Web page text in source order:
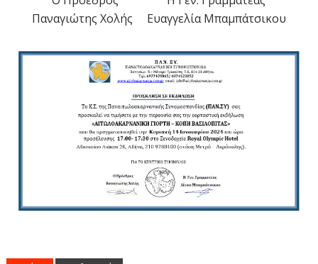
Παναγιώτης Χολής Ευαγγελία Μπαμπάτσικου